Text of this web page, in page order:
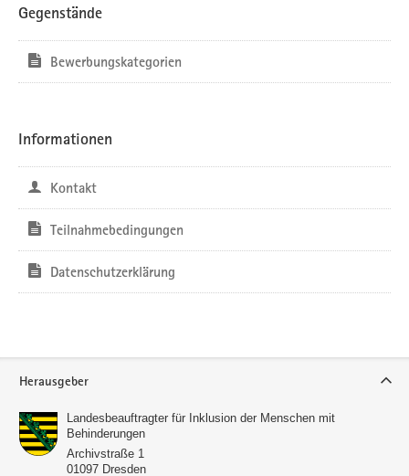
Gegenstände
Bewerbungskategorien
Informationen
Kontakt
Teilnahmebedingungen
Datenschutzerklärung
Herausgeber
Landesbeauftragter für Inklusion der Menschen mit
Behinderungen
Archivstraße 1
01097 Dresden